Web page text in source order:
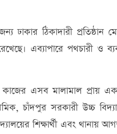
ঠিকাদারী প্রতিষ্ঠান
এব্যাপারে পথচারী ও
এসব মালামাল প্রায়
চাঁদপুর সরকারী উচ্চ
শিক্ষার্থী এবং থানায়